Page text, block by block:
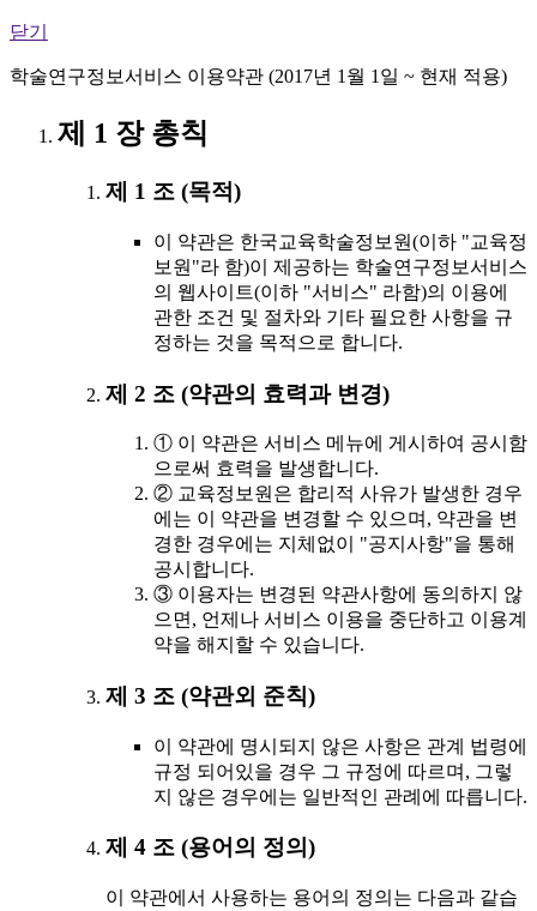
닫기
학술연구정보서비스 이용약관 (2017년 1월 1일 ~ 현재 적용)
제 1 장 총칙
제 1 조 (목적)
이 약관은 한국교육학술정보원(이하 "교육정
보원"라 함)이 제공하는 학술연구정보서비스
의 웹사이트(이하 "서비스" 라함)의 이용에
관한 조건 및 절차와 기타 필요한 사항을 규
정하는 것을 목적으로 합니다.
제 2 조 (약관의 효력과 변경)
① 이 약관은 서비스 메뉴에 게시하여 공시함
으로써 효력을 발생합니다.
② 교육정보원은 합리적 사유가 발생한 경우
에는 이 약관을 변경할 수 있으며, 약관을 변
경한 경우에는 지체없이 "공지사항"을 통해
공시합니다.
③ 이용자는 변경된 약관사항에 동의하지 않
으면, 언제나 서비스 이용을 중단하고 이용계
약을 해지할 수 있습니다.
제 3 조 (약관외 준칙)
이 약관에 명시되지 않은 사항은 관계 법령에
규정 되어있을 경우 그 규정에 따르며, 그렇
지 않은 경우에는 일반적인 관례에 따릅니다.
제 4 조 (용어의 정의)
이 약관에서 사용하는 용어의 정의는 다음과 같습